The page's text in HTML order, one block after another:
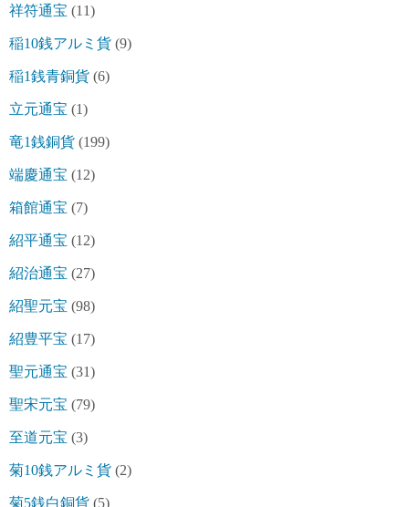
祥符通宝 (11)
稲10銭アルミ貨 (9)
稲1銭青銅貨 (6)
立元通宝 (1)
竜1銭銅貨 (199)
端慶通宝 (12)
箱館通宝 (7)
紹平通宝 (12)
紹治通宝 (27)
紹聖元宝 (98)
紹豊平宝 (17)
聖元通宝 (31)
聖宋元宝 (79)
至道元宝 (3)
菊10銭アルミ貨 (2)
菊5銭白銅貨 (5)